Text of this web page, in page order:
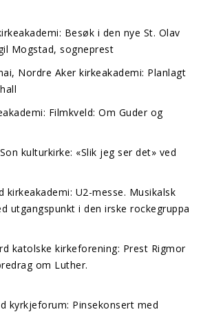
Besøk i den nye St. Olav
Mogstad, sogneprest
Nordre Aker kirkeakademi: Planlagt
Filmkveld: Om Guder og
kulturkirke: «Slik jeg ser det» ved
kirkeakademi: U2-messe. Musikalsk
utgangspunkt i den irske rockegruppa
katolske kirkeforening: Prest Rigmor
om Luther.
kyrkjeforum: Pinsekonsert med